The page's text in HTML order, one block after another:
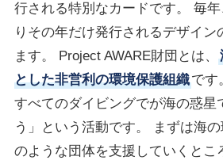
行される特別なカードです。 毎
りその年だけ発行されるデザイン
ます。 Project AWARE財団とは、
とした非営利の環境保護組織です
すべてのダイビングでが海の惑星
う」という活動です。 まずは海
のような団体を支援していくとこ